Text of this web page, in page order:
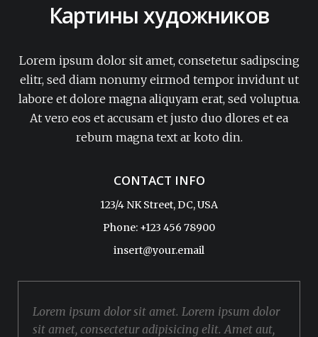
Картины художников
Lorem ipsum dolor sit amet, consetetur sadipscing
elitr, sed diam nonumy eirmod tempor invidunt ut
labore et dolore magna aliquyam erat, sed voluptua.
At vero eos et accusam et justo duo dlores et ea
rebum magna text ar koto din.
CONTACT INFO
123/4 NK Street, DC, USA
Phone: +123 456 78900
insert@your.email
Lorem ipsum dolor sit amet. Lorem ipsum dolor
sit amet, consectetur adipisicing elit. Amet aut,